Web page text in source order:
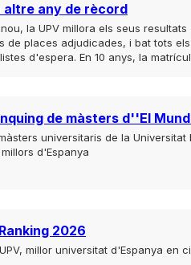
altre any de rècord
la UPV millora els seus
de places adjudicades, i bat tots
d'espera. En 10 anys, la
de màsters d''El
universitaris de la
d'Espanya
2026
millor universitat d'Espanya en